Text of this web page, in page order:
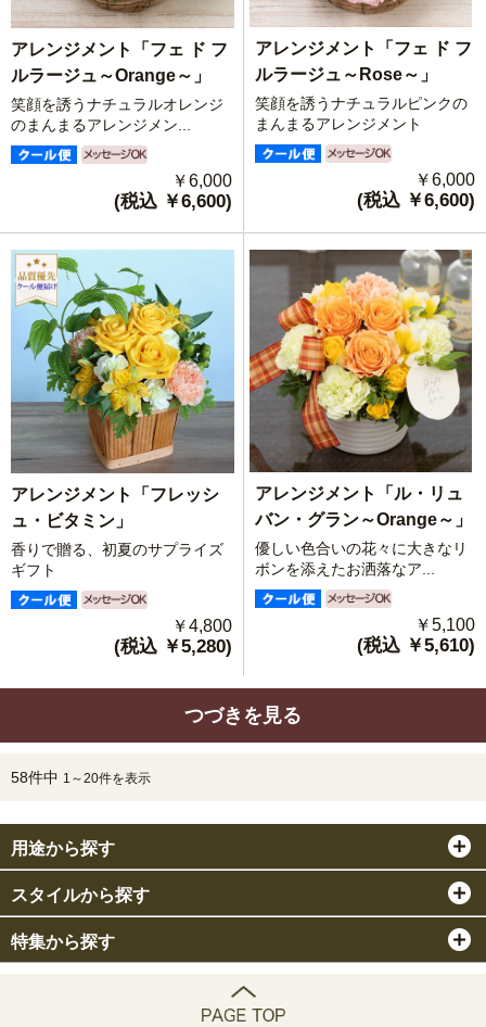
アレンジメント「フェ ド フ
ルラージュ～Orange～」
笑顔を誘うナチュラルオレンジ
のまんまるアレンジメン...
￥6,000
(税込 ￥6,600)
アレンジメント「フェ ド フ
ルラージュ～Rose～」
笑顔を誘うナチュラルピンクの
まんまるアレンジメント
￥6,000
(税込 ￥6,600)
アレンジメント「フレッシ
ュ・ビタミン」
香りで贈る、初夏のサプライズ
ギフト
￥4,800
(税込 ￥5,280)
アレンジメント「ル・リュ
バン・グラン～Orange～」
優しい色合いの花々に大きなリ
ボンを添えたお洒落なア...
￥5,100
(税込 ￥5,610)
つづきを見る
58件中 1～20件を表示
用途から探す
スタイルから探す
特集から探す